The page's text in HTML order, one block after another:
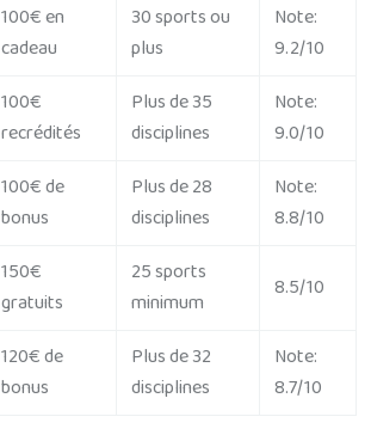
100€ en
cadeau
30 sports ou
plus
Note:
9.2/10
100€
recrédités
Plus de 35
disciplines
Note:
9.0/10
100€ de
bonus
Plus de 28
disciplines
Note:
8.8/10
150€
gratuits
25 sports
minimum
8.5/10
120€ de
bonus
Plus de 32
disciplines
Note:
8.7/10